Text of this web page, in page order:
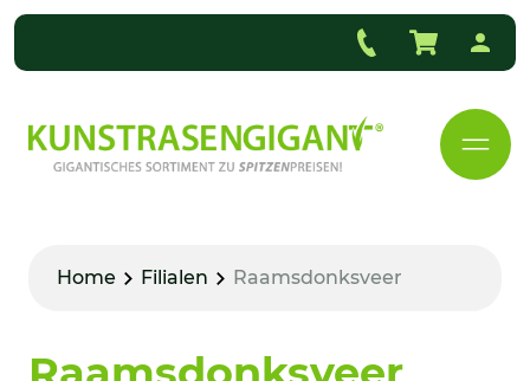
Home Filialen Raamsdonksveer